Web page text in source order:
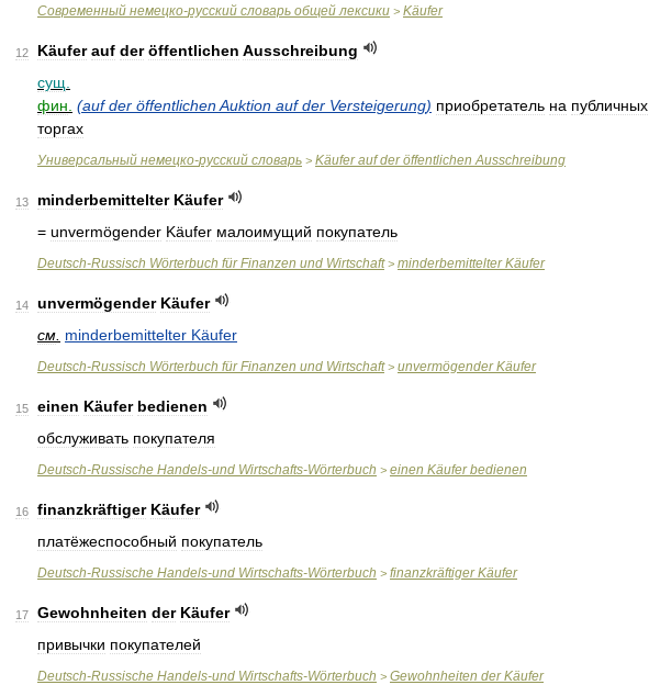
Современный немецко-русский словарь общей лексики > Käufer
12 Käufer auf der öffentlichen Ausschreibung
сущ
фин (auf der öffentlichenAuktion auf der Versteigerung) приобретатель на публичных
торгах
Универсальный немецко-русский словарь > Käufer auf der öffentlichen Ausschreibung
13 minderbemittelter Käufer
= unvermögender Käufer малоимущий покупатель
Deutsch-Russisch Wörterbuch für Finanzen und Wirtschaft> minderbemittelter Käufer
14 unvermögender Käufer
см minderbemittelter Käufer
Deutsch-Russisch Wörterbuch für Finanzen und Wirtschaft> unvermögender Käufer
15 einen Käufer bedienen
обслуживать покупателя
Deutsch-Russische Handels-und Wirtschafts-Wörterbuch > einen Käufer bedienen
16 finanzkräftiger Käufer
платёжеспособный покупатель
Deutsch-Russische Handels-und Wirtschafts-Wörterbuch > finanzkräftiger Käufer
17 Gewohnheiten der Käufer
привычки покупателей
Deutsch-Russische Handels-und Wirtschafts-Wörterbuch > Gewohnheiten der Käufer